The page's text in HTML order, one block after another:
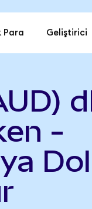
Para Geliştirici
-